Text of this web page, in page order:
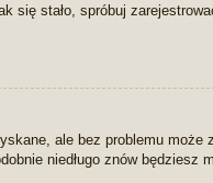
się stało, spróbuj
ale bez problemu
niedługo znów będziesz